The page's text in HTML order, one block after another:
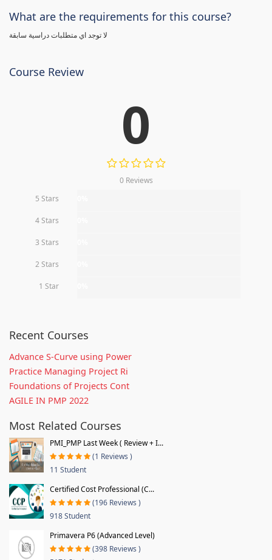
What are the requirements for this course?
لا توجد اي متطلبات دراسية سابقة
Course Review
0
0 Reviews
5 Stars
4 Stars
3 Stars
2 Stars
1 Star
Recent Courses
Advance S-Curve using Power
Practice Managing Project Ri
Foundations of Projects Cont
AGILE IN PMP 2022
Most Related Courses
PMI_PMP Last Week ( Review + I...
(1 Reviews )
11 Student
Certified Cost Professional (C...
(196 Reviews )
918 Student
Primavera P6 (Advanced Level)
(398 Reviews )